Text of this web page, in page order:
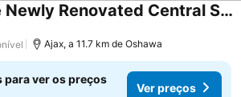
Chic 2br House Newly Renovated Central Spot
Ajax, a 11.7 km de Oshawa
para ver os preços
Ver preços